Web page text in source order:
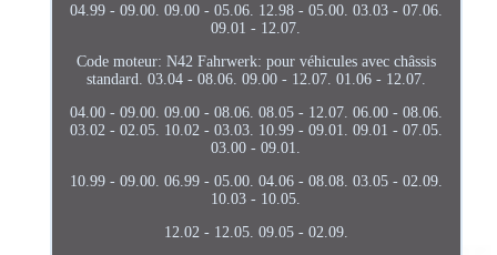
04.99 - 09.00. 09.00 - 05.06. 12.98 - 05.00. 03.03 - 07.06.
09.01 - 12.07.
Code moteur: N42 Fahrwerk: pour véhicules avec châssis
standard. 03.04 - 08.06. 09.00 - 12.07. 01.06 - 12.07.
04.00 - 09.00. 09.00 - 08.06. 08.05 - 12.07. 06.00 - 08.06.
03.02 - 02.05. 10.02 - 03.03. 10.99 - 09.01. 09.01 - 07.05.
03.00 - 09.01.
10.99 - 09.00. 06.99 - 05.00. 04.06 - 08.08. 03.05 - 02.09.
10.03 - 10.05.
12.02 - 12.05. 09.05 - 02.09.